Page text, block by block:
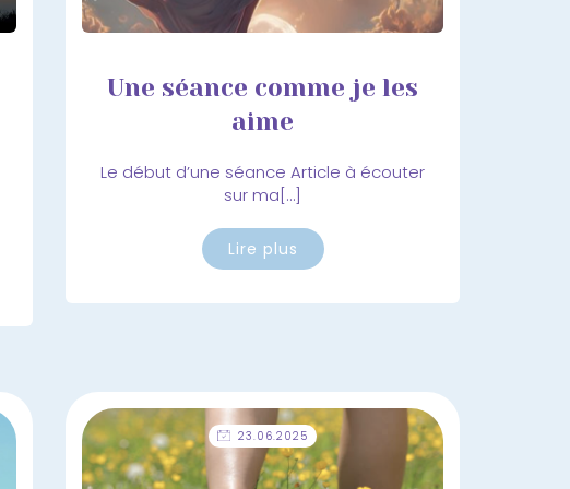
Une séance comme je les
aime
Le début d’une séance Article à écouter
sur ma[…]
Lire plus
23.06.2025